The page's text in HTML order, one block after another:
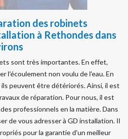
des robinets
à Rethondes dans
sont très importantes. En effet,
l'écoulement non voulu de l'eau. En
peuvent être détériorés. Ainsi, il est
de réparation. Pour nous, il est
professionnels en la matière. Dans
de vous adresser à GD installation. Il
pour la garantie d'un meilleur